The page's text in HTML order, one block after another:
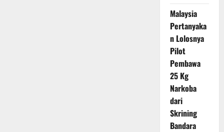
Malaysia
Pertanyaka
n Lolosnya
Pilot
Pembawa
25 Kg
Narkoba
dari
Skrining
Bandara